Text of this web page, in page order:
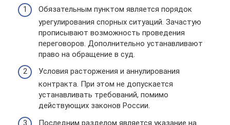
Обязательным пунктом является порядок
урегулирования спорных ситуаций. Зачастую
прописывают возможность проведения
переговоров. Дополнительно устанавливают
право на обращение в суд.
Условия расторжения и аннулирования
контракта. При этом не допускается
устанавливать требований, помимо
действующих законов России.
Последним разделом является указание на